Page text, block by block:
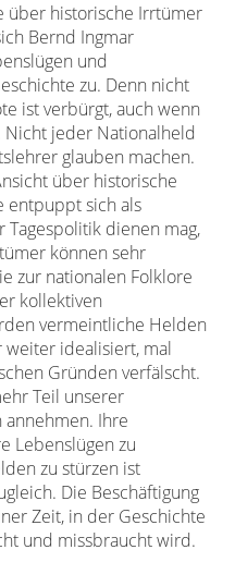
über historische Irrtümer
Bernd Ingmar
und
zu. Denn nicht
ist verbürgt, auch wenn
jeder Nationalheld
glauben machen.
über historische
entpuppt sich als
dienen mag,
können sehr
zur nationalen Folklore
kollektiven
vermeintliche Helden
idealisiert, mal
Gründen verfälscht.
Teil unserer
annehmen. Ihre
Lebenslügen zu
zu stürzen ist
Die Beschäftigung
Zeit, in der Geschichte
und missbraucht wird.